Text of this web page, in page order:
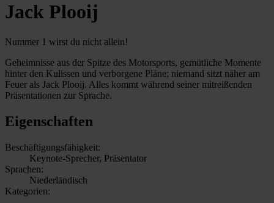
Jack Plooij
Nummer 1 wirst du nicht allein!
Geheimnisse aus der Spitze des Motorsports, gemütliche Momente
hinter den Kulissen und verborgene Pläne; niemand sitzt näher am
Feuer als Jack Plooij. Alles kommt während seiner mitreißenden
Präsentationen zur Sprache.
Eigenschaften
Beschäftigungsfähigkeit:
Keynote-Sprecher, Präsentator
Sprachen:
Niederländisch
Kategorien: